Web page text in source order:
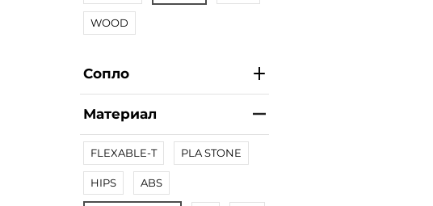
WOOD
Сопло
Материал
FLEXABLE-T PLA STONE
HIPS ABS